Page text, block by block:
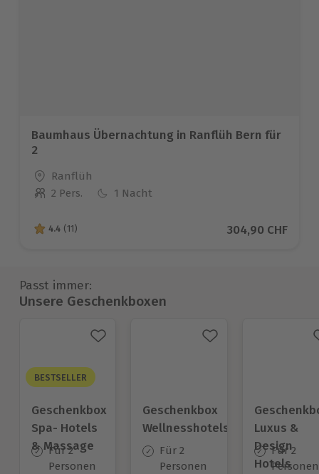
Baumhaus Übernachtung in Ranflüh Bern für
2
Standort
Ranflüh
Anzahl der Teilnehmer
2 Pers. 1 Nacht
4.4 von 5 Sternen basierend auf 11 Bewertungen
4.4 (11) Aktueller Preis
304,90 CHF
Passt immer:
Unsere Geschenkboxen
BESTSELLER
Geschenkbox
Spa- Hotels
& Massage
Für 2
Personen
Geschenkbox
Wellnesshotels
Für 2
Personen
Luxus &
Design
Hotels
Für 2
Personen